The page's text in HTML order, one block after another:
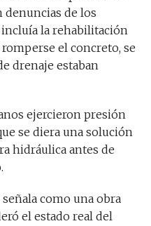
denuncias de los
la rehabilitación
el concreto, se
drenaje estaban
ejercieron presión
se diera una solución
hidráulica antes de
como una obra
el estado real del